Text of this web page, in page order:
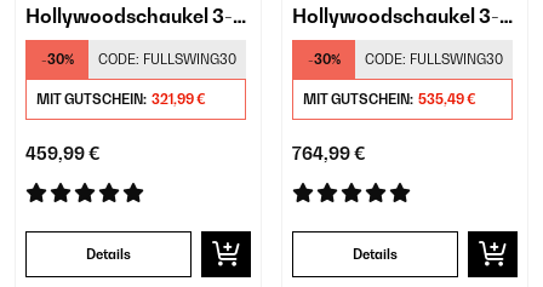
Hollywoodschaukel 3-
Sitzer
-30% CODE: FULLSWING30
MIT GUTSCHEIN: 321,99 €
459,99 €
Details
Hollywoodschaukel 3-
Sitzer
-30% CODE: FULLSWING30
MIT GUTSCHEIN: 535,49 €
764,99 €
Details